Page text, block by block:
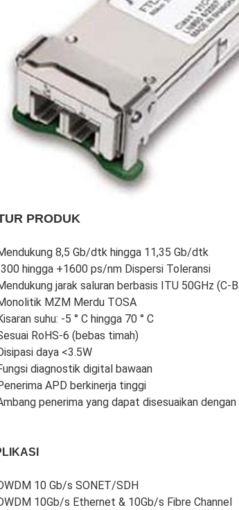
PRODUK
8,5 Gb/dtk hingga 11,35 Gb/dtk
hingga +1600 ps/nm Dispersi Toleransi
jarak saluran berbasis ITU 50GHz
MZM Merdu TOSA
suhu: -5 ° C hingga 70 ° C
RoHS-6 (bebas timah)
daya <3.5W
diagnostik digital bawaan
APD berkinerja tinggi
penerima yang dapat disesuaikan
10 Gb/s SONET/SDH
10Gb/s Ethernet & 10Gb/s Fibre Channel